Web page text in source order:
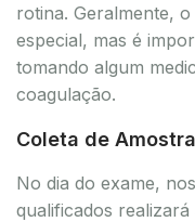
rotina. Geralmente,
especial, mas é
tomando algum
coagulação.
Coleta de Amostra
No dia do exame,
qualificados